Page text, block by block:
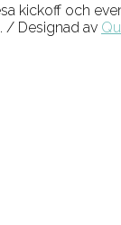
kickoff och
/ Designad av